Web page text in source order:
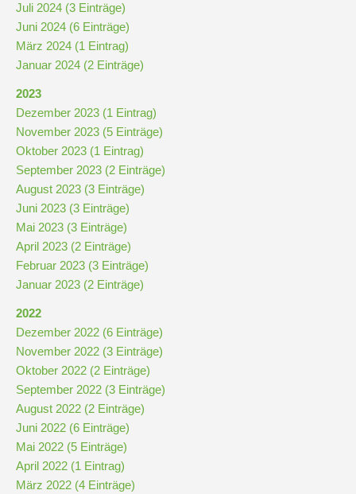
Juli 2024 (3 Einträge)
Juni 2024 (6 Einträge)
März 2024 (1 Eintrag)
Januar 2024 (2 Einträge)
2023
Dezember 2023 (1 Eintrag)
November 2023 (5 Einträge)
Oktober 2023 (1 Eintrag)
September 2023 (2 Einträge)
August 2023 (3 Einträge)
Juni 2023 (3 Einträge)
Mai 2023 (3 Einträge)
April 2023 (2 Einträge)
Februar 2023 (3 Einträge)
Januar 2023 (2 Einträge)
2022
Dezember 2022 (6 Einträge)
November 2022 (3 Einträge)
Oktober 2022 (2 Einträge)
September 2022 (3 Einträge)
August 2022 (2 Einträge)
Juni 2022 (6 Einträge)
Mai 2022 (5 Einträge)
April 2022 (1 Eintrag)
März 2022 (4 Einträge)